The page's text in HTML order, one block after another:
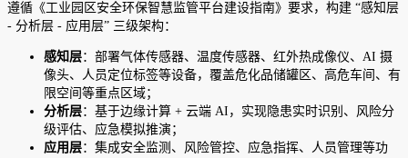
遵循《工业园区安全环保智慧监管平台建设指南》要求，构建 “感知层
- 分析层 - 应用层” 三级架构：
感知层：部署气体传感器、温度传感器、红外热成像仪、AI 摄
像头、人员定位标签等设备，覆盖危化品储罐区、高危车间、有
限空间等重点区域；
分析层：基于边缘计算 + 云端 AI，实现隐患实时识别、风险分
级评估、应急模拟推演；
应用层：集成安全监测、风险管控、应急指挥、人员管理等功